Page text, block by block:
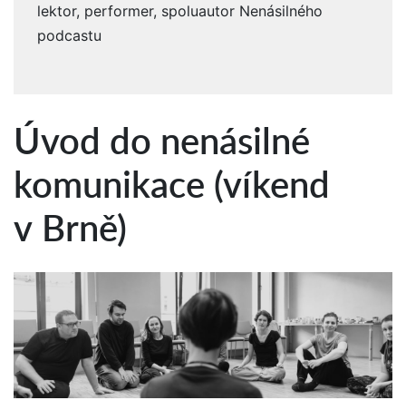
lektor, performer, spoluautor Nenásilného
podcastu
Úvod do nenásilné
komunikace (víkend
v Brně)